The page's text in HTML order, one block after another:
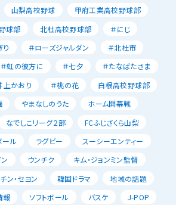
山梨高校野球
甲府工業高校野球部
球部
北杜高校野球部
＃にじ
り
＃ローズジャルダン
＃北杜市
＃虹の彼方に ＃七夕
＃たなばたさま
上かおり ＃桃の花
白根高校野球部
やまなしのうた
ホーム開幕戦
なでしこリーグ２部
FCふじざくら山梨
ール ラグビー
スーシーエンティー
ウンチク
キム・ジョンミン監督
チン・セヨン 韓国ドラマ
地域の話題
報 ソフトボール バスケ
J-POP